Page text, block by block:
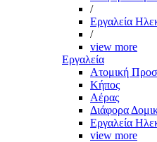
/
Εργαλεία
/
view more
Εργαλεία
Aτομική
Kήπος
Αέρας
Διάφορα
Εργαλεία
view more